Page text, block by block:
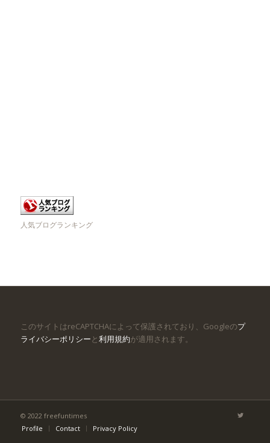
人気ブログランキング
このサイトはreCAPTCHAによって保護されており、Googleのプ
ライバシーポリシーと利用規約が適用されます。
© 2022 freefuntimes
Profile
Contact Privacy Policy